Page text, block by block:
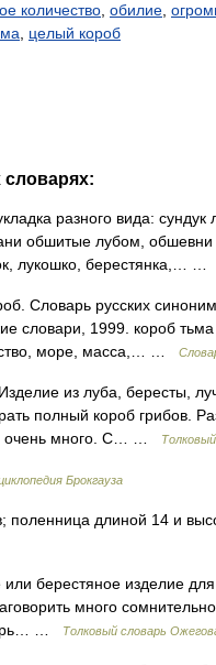
количество обилие
целый короб
словарях:
разного вида: сундук
обшитые лубом,
лукошко, берестянка,… …
Словарь русских
словари, 1999. короб
море, масса,… …
из луба, бересты,
полный короб грибов.
очень много. С… …
Брокгауза
поленница длиной 14 и
берестяное изделие для
много
…
Толковый словарь